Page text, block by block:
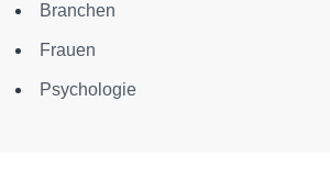
Branchen
Frauen
Psychologie